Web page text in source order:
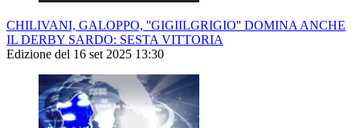
CHILIVANI, GALOPPO, ''GIGIILGRIGIO'' DOMINA ANCHE
IL DERBY SARDO: SESTA VITTORIA
Edizione del 16 set 2025 13:30